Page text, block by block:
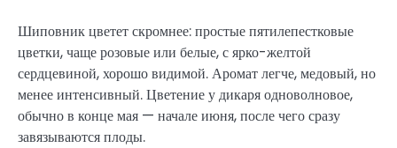
Шиповник цветет скромнее: простые пятилепестковые
цветки, чаще розовые или белые, с ярко-желтой
сердцевиной, хорошо видимой. Аромат легче, медовый, но
менее интенсивный. Цветение у дикаря одноволновое,
обычно в конце мая — начале июня, после чего сразу
завязываются плоды.